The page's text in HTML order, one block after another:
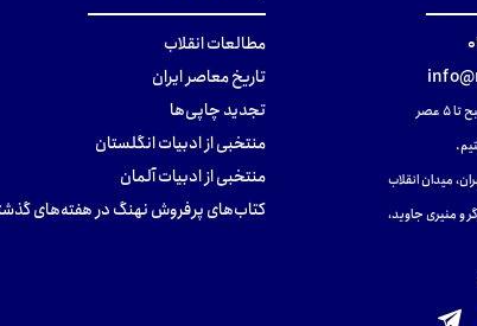
میدان انقلاب
و منیری جاوید،
مطالعات انقلاب
تاریخ معاصر ایران
تجدید چاپی‌ها
منتخبی از ادبیات انگلستان
منتخبی از ادبیات آلمان
کتاب‌های پرفروش نهنگ در هفته‌های